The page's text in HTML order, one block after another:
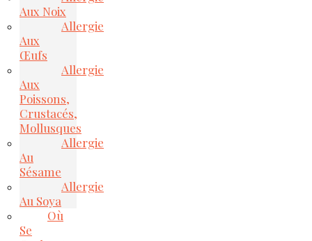
Aux Noix
Allergie
Aux
Œufs
Allergie
Aux
Poissons,
Crustacés,
Mollusques
Allergie
Au
Sésame
Allergie
Au Soya
Où
Se